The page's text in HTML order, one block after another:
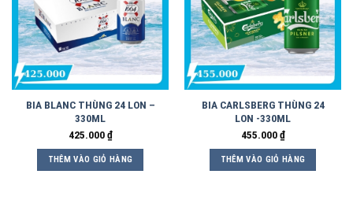
BIA BLANC THÙNG 24 LON –
330ML
425.000₫
THÊM VÀO GIỎ HÀNG
BIA CARLSBERG THÙNG 24
LON -330ML
455.000₫
THÊM VÀO GIỎ HÀNG